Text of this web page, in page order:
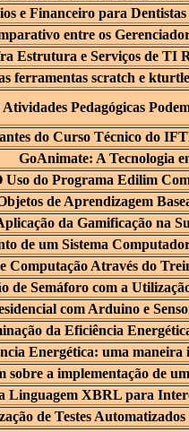
e Financeiro para
entre os
Estrutura e Serviços de TI
ferramentas scratch e
Atividades Pedagógicas
do Curso Técnico do
GoAnimate: A Tecnologia
Uso do Programa Edilim
de Aprendizagem
da Gamificação na
de um Sistema
Computação Através do
de Semáforo com a
com Arduino e
da Eficiência
Energética: uma maneira
sobre a implementação de
Linguagem XBRL para
de Testes